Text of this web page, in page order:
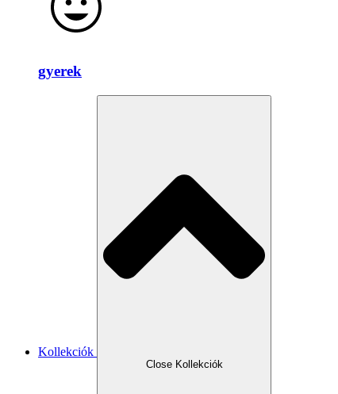
gyerek
Kollekciók
Close Kollekciók